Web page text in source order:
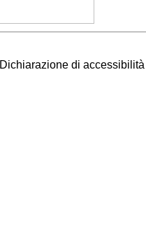
Dichiarazione di